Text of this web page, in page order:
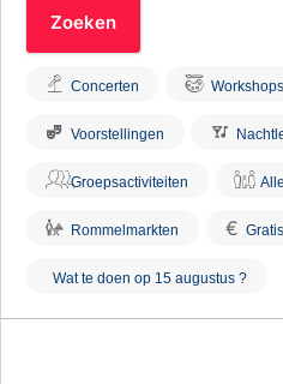
Concerten Workshops
Voorstellingen
Groepsactiviteiten
Rommelmarkten €
Wat te doen op 15 augustus ?